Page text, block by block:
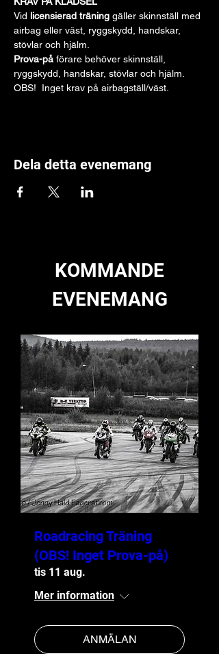
Vid licensierad träning gäller skinnställ med
airbag eller väst, ryggskydd, handskar,
stövlar och hjälm.
Prova-på förare behöver skinnställ,
ryggskydd, handskar, stövlar och hjälm.
OBS!  Inget krav på airbagställ/väst.
Dela detta evenemang
KOMMANDE
EVENEMANG
Roadracing Träning
(OBS! Inget Prova-på)
tis 11 aug.
Mer information
ANMÄLAN